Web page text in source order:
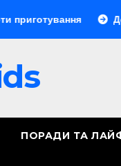
ПОРАДИ ТА